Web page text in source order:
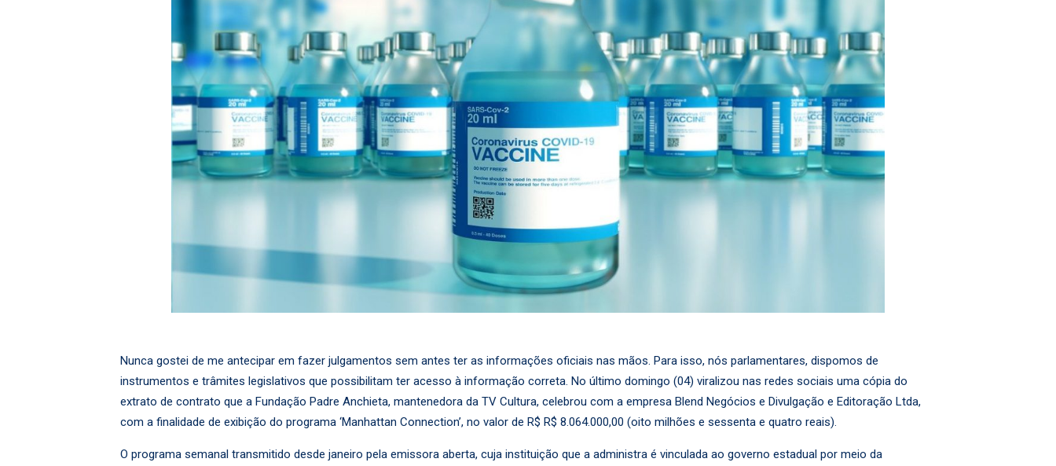
Nunca gostei de me antecipar em fazer julgamentos sem antes ter as informações oficiais nas mãos. Para isso, nós parlamentares, dispomos de
instrumentos e trâmites legislativos que possibilitam ter acesso à informação correta. No último domingo (04) viralizou nas redes sociais uma cópia do
extrato de contrato que a Fundação Padre Anchieta, mantenedora da TV Cultura, celebrou com a empresa Blend Negócios e Divulgação e Editoração Ltda,
com a finalidade de exibição do programa ‘Manhattan Connection’, no valor de R$ R$ 8.064.000,00 (oito milhões e sessenta e quatro reais).
O programa semanal transmitido desde janeiro pela emissora aberta, cuja instituição que a administra é vinculada ao governo estadual por meio da